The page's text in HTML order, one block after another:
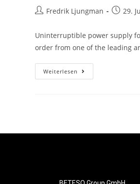
Fredrik Ljungman 29.
Uninterruptible power supply
order from one of the leading
Weiterlesen